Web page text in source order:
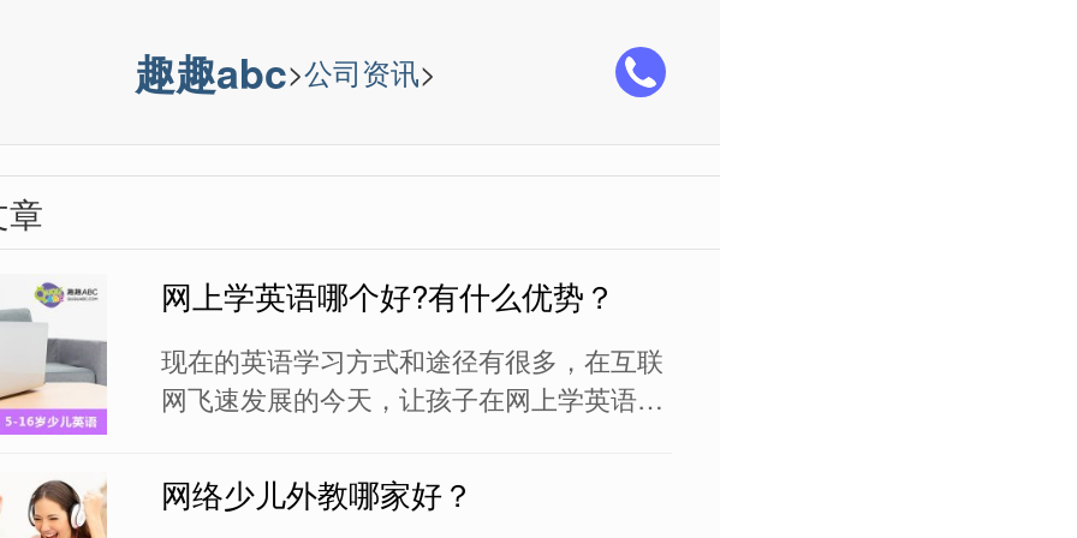
趣趣abc>公司资讯>
网上学英语哪个好?有什么优势？
现在的英语学习方式和途径有很多，在互联
网飞速发展的今天，让孩子在网上学英语也
在线英语课程。只是，现在的网上英语培训
机构数量众多，各有各的教学特色，家长们
网络少儿外教哪家好？